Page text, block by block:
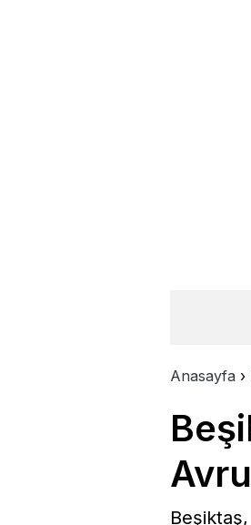
Anasayfa ›